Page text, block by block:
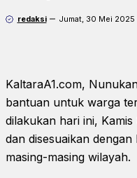
redaksi Jumat, 30 Mei 2025
KaltaraA1.com,
bantuan untuk warga
dilakukan hari ini,
dan disesuaikan dengan
masing-masing wilayah.